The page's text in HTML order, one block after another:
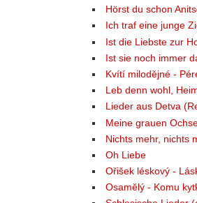
Hörst du schon
Ich traf eine junge
Ist die Liebste zur
Ist sie noch immer
Kvítí milodějné -
Leb denn wohl,
Lieder aus Detva
Meine grauen
Nichts mehr, nichts
Oh Liebe
Ořišek léskový -
Osamělý - Komu